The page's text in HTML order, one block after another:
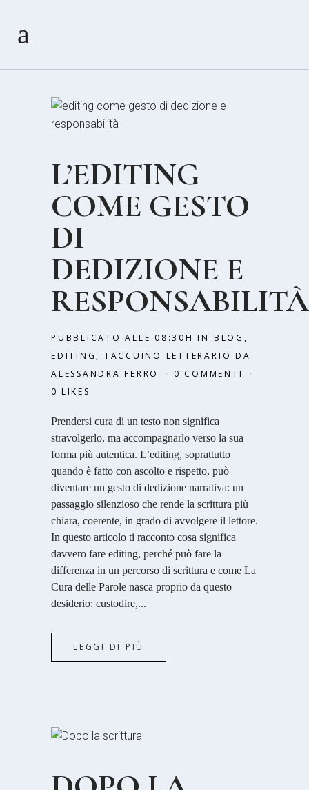
L’EDITING
COME GESTO
DI
DEDIZIONE E
RESPONSABILITÀ
PUBBLICATO ALLE 08:30H IN BLOG ,
EDITING , TACCUINO LETTERARIO DA
ALESSANDRA FERRO
0 COMMENTI
0 LIKES
Prendersi cura di un testo non significa
stravolgerlo, ma accompagnarlo verso la sua
forma più autentica. L’editing, soprattutto
quando è fatto con ascolto e rispetto, può
diventare un gesto di dedizione narrativa: un
passaggio silenzioso che rende la scrittura più
chiara, coerente, in grado di avvolgere il lettore.
In questo articolo ti racconto cosa significa
davvero fare editing, perché può fare la
differenza in un percorso di scrittura e come La
Cura delle Parole nasca proprio da questo
desiderio: custodire,...
LEGGI DI PIÙ